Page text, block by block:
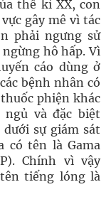
thế kỉ XX, con
gây mê vì tác
phải ngưng sử
hô hấp. Vì
cáo dùng ở
bệnh nhân có
phiện khác
và đặc biệt
sự giám sát
có tên là Gama
Chính vì vậy
tiếng lóng là